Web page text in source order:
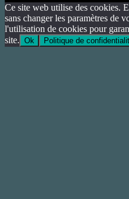
Ce site web utilise des cookies.
sans changer les paramètres de
l'utilisation de cookies pour
site. Ok Politique de